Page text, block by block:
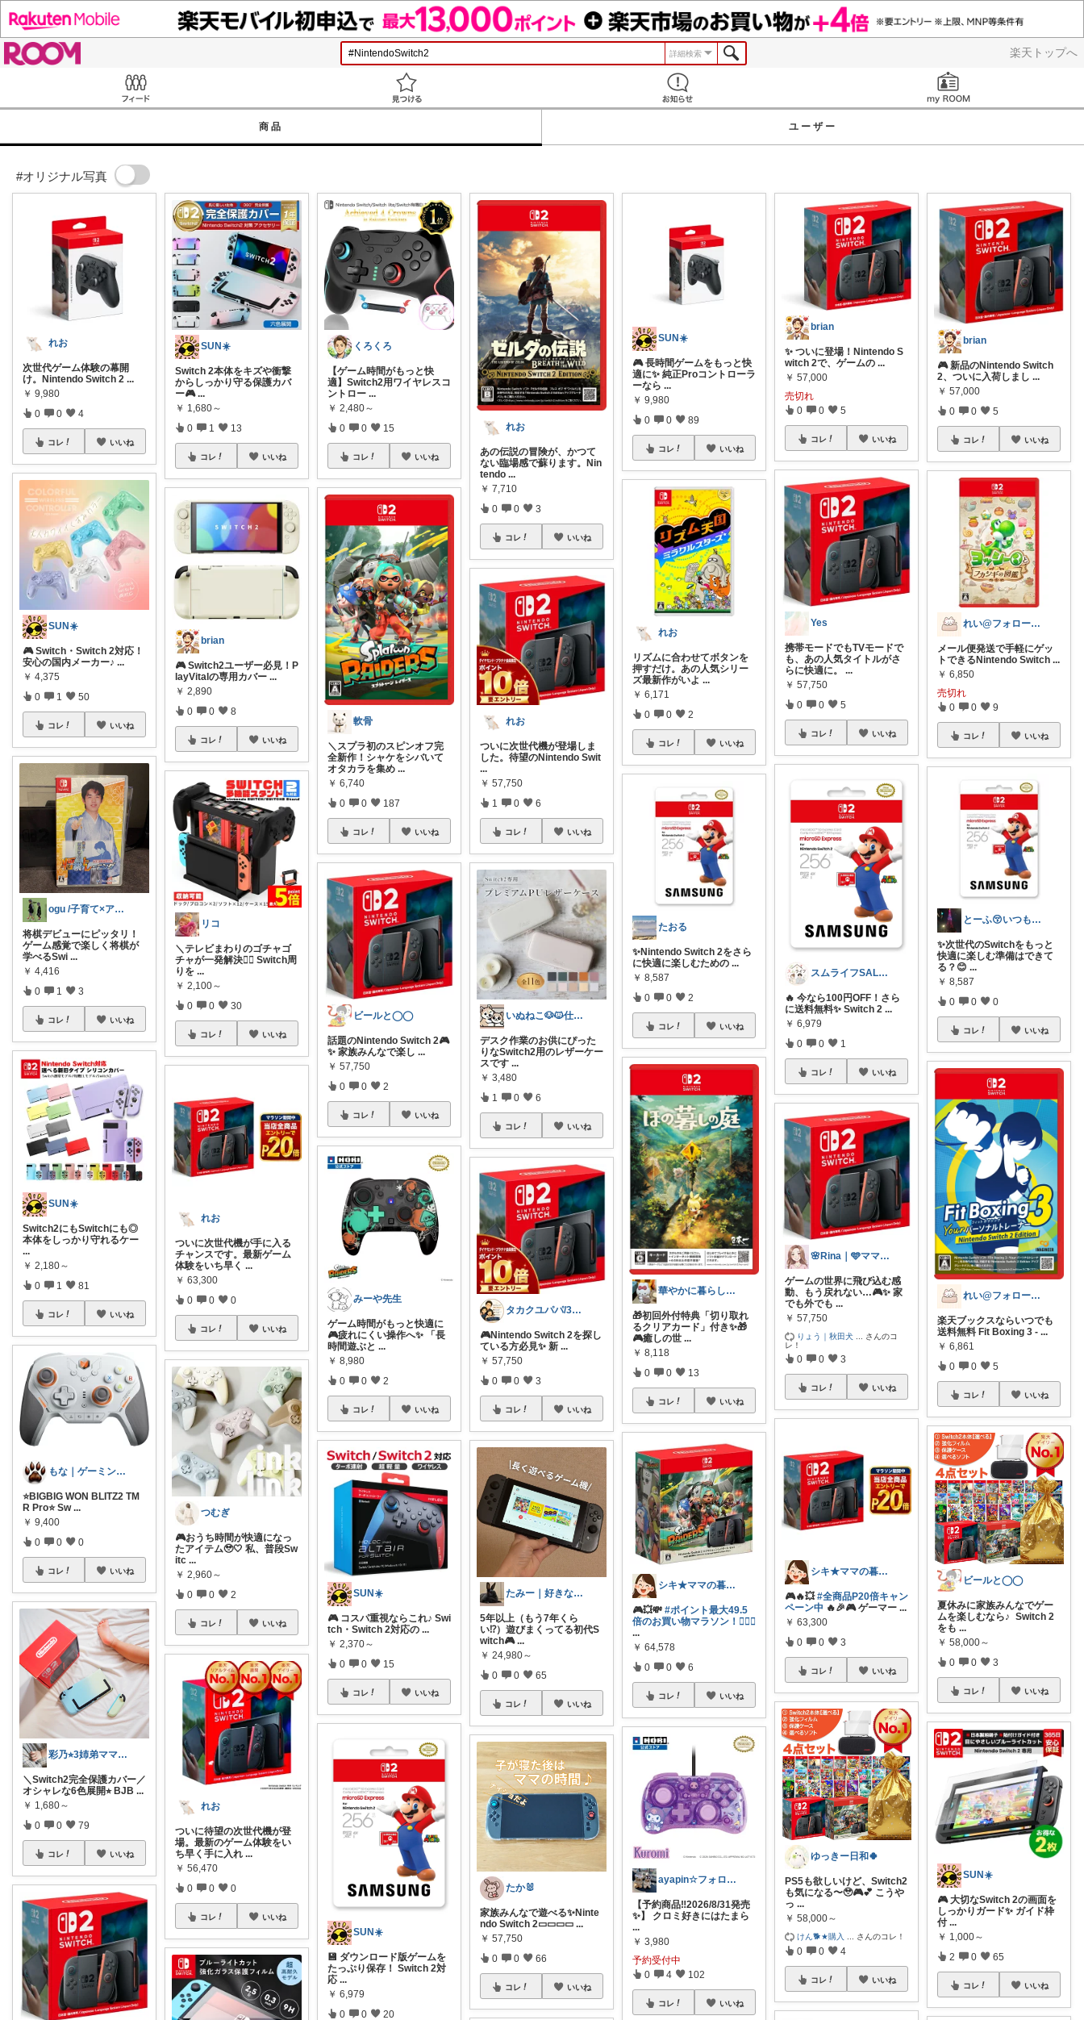
楽天トップへ
詳細検索
商品 ユーザー
#オリジナル写真
れお
次世代ゲーム体験の幕開
け。Nintendo Switch 2 ...
￥ 9,980
0 0 4
コレ いいね
SUN☀️
🎮 Switch・Switch 2対応！
安心の国内メーカー♪ ...
￥ 4,375
0 1 50
コレ いいね
ogu /子育て×アウトドア×畑
将棋デビューにピッタリ！
ゲーム感覚で楽しく将棋が
学べるSwi ...
￥ 4,416
0 1 3
コレ いいね
SUN☀️
Switch2にもSwitchにも◎
本体をしっかり守れるケー
...
￥ 2,180～
0 1 81
コレ いいね
もな｜ゲーミング×デスク周り
⭐BIGBIG WON BLITZ2 TM
R Pro⭐ Sw ...
￥ 9,400
0 0 0
コレ いいね
彩乃⭐︎3姉弟ママ💎🏃5♡
＼Switch2完全保護カバー／
オシャレな6色展開⭐︎ BJB ...
￥ 1,680～
0 0 79
コレ いいね
SUN☀️
Switch 2本体をキズや衝撃
からしっかり守る保護カバ
ー🎮...
￥ 1,680～
0 1 13
コレ いいね
brian
🎮 Switch2ユーザー必見！P
layVitalの専用カバー ...
￥ 2,890
0 0 8
コレ いいね
リコ
＼テレビまわりのゴチャゴ
チャが一発解決👍🏻 Switch周
りを ...
￥ 2,100～
0 0 30
コレ いいね
れお
ついに次世代機が手に入る
チャンスです。最新ゲーム
体験をいち早く ...
￥ 63,300
0 0 0
コレ いいね
つむぎ
🎮おうち時間が快適になっ
たアイテム🥹‎🤍 私、普段Sw
itc ...
￥ 2,960～
0 0 2
コレ いいね
れお
ついに待望の次世代機が登
場。最新のゲーム体験をい
ち早く手に入れ ...
￥ 56,470
0 0 0
コレ いいね
くろくろ
【ゲーム時間がもっと快
適】Switch2用ワイヤレスコ
ントロー ...
￥ 2,480～
0 0 15
コレ いいね
軟骨
＼スプラ初のスピンオフ完
全新作！シャケをシバいて
オタカラを集め ...
￥ 6,740
0 0 187
コレ いいね
ビールと◯◯
話題のNintendo Switch 2🎮
✨ 家族みんなで楽し ...
￥ 57,750
0 0 2
コレ いいね
みーや先生
ゲーム時間がもっと快適に
🎮疲れにくい操作へ✨ 「長
時間遊ぶと ...
￥ 8,980
0 0 2
コレ いいね
SUN☀️
🎮 コスパ重視ならこれ♪ Swi
tch・Switch 2対応の ...
￥ 2,370～
0 0 15
コレ いいね
SUN☀️
💾 ダウンロード版ゲームを
たっぷり保存！ Switch 2対
応 ...
￥ 6,979
0 0 20
れお
あの伝説の冒険が、かつて
ない臨場感で蘇ります。Nin
tendo ...
￥ 7,710
0 0 3
コレ いいね
れお
ついに次世代機が登場しま
した。待望のNintendo Swit
...
￥ 57,750
1 0 6
コレ いいね
いぬねこ🐶🐱仕事も暮らしも楽しく☺︎
デスク作業のお供にぴった
りなSwitch2用のレザーケー
スです ...
￥ 3,480
1 0 6
コレ いいね
タカクユパパ/30代パパの暮らし改善
🎮Nintendo Switch 2を探し
ている方必見✨ 新 ...
￥ 57,750
0 0 3
コレ いいね
たみー｜好きなもの暮らし
5年以上（もう7年くら
い⁉︎）遊びまくってる初代S
witch🎮 ...
￥ 24,980～
0 0 65
コレ いいね
たか🐰
家族みんなで遊べる✨Ninte
ndo Switch 2▭▭▭▭ ...
￥ 57,750
0 0 66
コレ いいね
SUN☀️
🎮 長時間ゲームをもっと快
適に✨ 純正Proコントローラ
ーなら ...
￥ 9,980
0 0 89
コレ いいね
れお
リズムに合わせてボタンを
押すだけ。あの人気シリー
ズ最新作がいよ ...
￥ 6,171
0 0 2
コレ いいね
たおる
✨Nintendo Switch 2をさら
に快適に楽しむための ...
￥ 8,587
0 0 2
コレ いいね
華やかに暮らしたい生きたい
🎁初回外付特典「切り取れ
るクリアカード」付き✨🎁
🎮癒しの世 ...
￥ 8,118
0 0 13
コレ いいね
シキ★ママの暮らし、キッズ
🎮💥💸#ポイント最大49.5
倍のお買い物マラソン！🏃‍♂️✨
...
￥ 64,578
0 0 6
コレ いいね
ayapin☆フォロワー経由で購入🧸
【予約商品‼︎2026/8/31発売
✨】 クロミ好きにはたまら
...
￥ 3,980
予約受付中
0 4 102
コレ いいね
brian
✨ ついに登場！Nintendo S
witch 2で、ゲームの ...
￥ 57,000
売切れ
0 0 5
コレ いいね
Yes
携帯モードでもTVモードで
も、あの人気タイトルがさ
らに快適に。
...
￥ 57,750
0 0 5
コレ いいね
スムライフSALE情報✨
🔥 今なら100円OFF！さら
に送料無料✨ Switch 2 ...
￥ 6,979
0 0 1
コレ いいね
🌸Rina｜🩵ママ必見アイテム🩵
ゲームの世界に飛び込む感
動、もう戻れない…🎮✨ 家
でも外でも ...
￥ 57,750
りょう｜秋田犬
さんのコ
レ！
0 0 3
コレ いいね
シキ★ママの暮らし、キッズ
🎮🔥💥#全商品P20倍キャン
ペーン中 🔥🎉🎮 ゲーマー ...
￥ 63,300
0 0 3
コレ いいね
ゆっきー日和🍀
PS5も欲しいけど、Switch2
も気になる〜🥹🎮💕 こうや
っ ...
￥ 58,000～
けん🐕★購入 さんのコレ！
0 0 4
コレ いいね
brian
🎮 新品のNintendo Switch
2、ついに入荷しまし ...
￥ 57,000
0 0 5
コレ いいね
れい@フォロー＆経由購入感謝です♪
メール便発送で手軽にゲッ
トできるNintendo Switch ...
￥ 6,850
売切れ
0 0 9
コレ いいね
とーふ😚いつもご購入感謝です🙇
✨次世代のSwitchをもっと
快適に楽しむ準備はできて
る？😊...
￥ 8,587
0 0 0
コレ いいね
れい@フォロー＆経由購入感謝です♪
楽天ブックスならいつでも
送料無料 Fit Boxing 3 - ...
￥ 6,861
0 0 5
コレ いいね
ビールと◯◯
夏休みに家族みんなでゲー
ムを楽しむなら♪ Switch 2
をも ...
￥ 58,000～
0 0 3
コレ いいね
SUN☀️
🎮 大切なSwitch 2の画面を
しっかりガード✨ ガイド枠
付 ...
￥ 1,000～
2 0 65
コレ いいね